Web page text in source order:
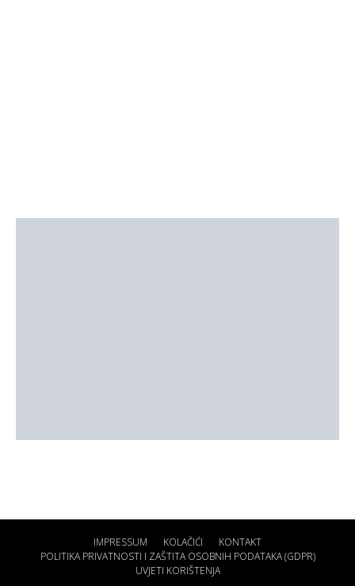
IMPRESSUM KOLAČIĆI
KONTAKT
POLITIKA PRIVATNOSTI I ZAŠTITA OSOBNIH PODATAKA (GDPR)
UVJETI KORIŠTENJA